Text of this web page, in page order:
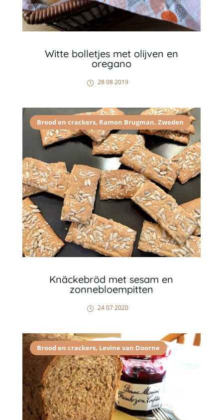
Witte bolletjes met olijven en
oregano
28 08 2019
Brood en crackers, Ramon Brugman, Zweden
Knäckebröd met sesam en
zonnebloempitten
24 07 2020
Brood en crackers, Levine van Doorne